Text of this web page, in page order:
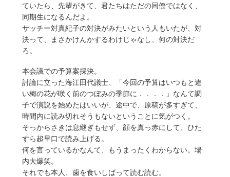
ていたら、先輩がきて、君たちはただの同僚ではなく、
同期生になるんだよ。
サッチー対真紀子の対決がみたいという人もいたが、対
決って、まさかけんかするわけじゃなし、何の対決だ
ろ。
本会議での予算案採決。
討論に立った海江田代議士、「今回の予算はいつもと違
い梅の花が咲く前のつぼみの季節に．．．．」なんて調
子で演説を始めたはいいが、途中で、原稿が多すぎて、
時間内に読み切れそうもないということに気がつく。
そっからさきは息継ぎもせず、顔を真っ赤にして、ひた
すら超早口で読み上げる。
何を言っているかなんて、もうまったくわからない。場
内大爆笑。
それでも本人、歯を食いしばって読む読む。